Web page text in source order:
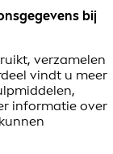
bij
verzamelen
vindt u meer
informatie over